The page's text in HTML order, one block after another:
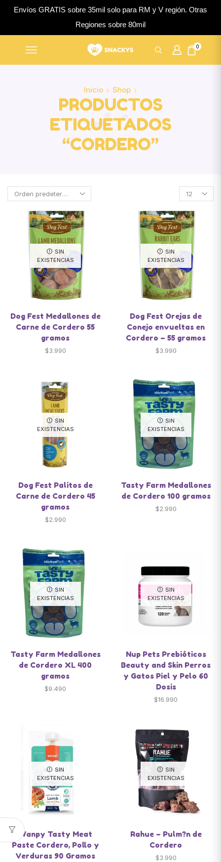
Envíos GRATIS sobre 35mil solo para RM y V región. Otras
Regiones sobre 80mil
0
Inicio Shop
PRODUCTOS
ETIQUETADOS
“CORDERO”
SIN
EXISTENCIAS
Dog Fest Medallones de
Carne de Cordero 55
gramos
$3.990
SIN
EXISTENCIAS
Dog Fest Orejas de
Conejo envueltas en
Cordero – 55 gramos
$3.990
SIN
EXISTENCIAS
Dog Fest Palitos de
Carne de Cordero 45
gramos
$2.990
SIN
EXISTENCIAS
Tasty Farm Medallones
de Cordero 100 gramos
$2.990
SIN
EXISTENCIAS
Tasty Farm Medallones
de Cordero XL 400
gramos
$9.490
SIN
EXISTENCIAS
Nup Pets Prebióticos
Beauty and Skin Perros
y Gatos Piel y Pelo 60
Dosis
$16.990
SIN
EXISTENCIAS
Wanpy Tasty Meat
Paste Cordero, Pollo y
Verduras 90 Gramos
SIN
EXISTENCIAS
Rahue – Pulm?n de
Cordero
$3.990